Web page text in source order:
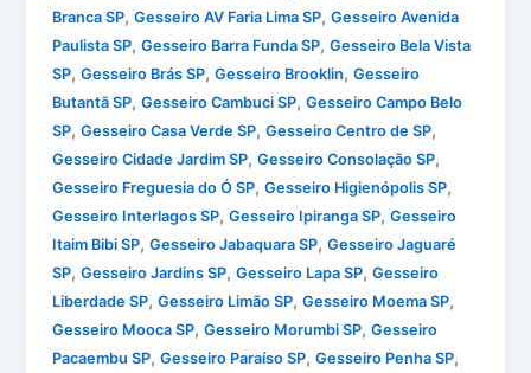
Branca SP,Gesseiro AV Faria Lima SP,Gesseiro Avenida
Paulista SP,Gesseiro Barra Funda SP,Gesseiro Bela Vista
SP,Gesseiro Brás SP,Gesseiro Brooklin,Gesseiro
Butantã SP,Gesseiro Cambuci SP,Gesseiro Campo Belo
SP,Gesseiro Casa Verde SP,Gesseiro Centro de SP,
Gesseiro Cidade Jardim SP,Gesseiro Consolação SP,
Gesseiro Freguesia do Ó SP,Gesseiro Higienópolis SP,
Gesseiro Interlagos SP,Gesseiro Ipiranga SP,Gesseiro
Itaim Bibi SP,Gesseiro Jabaquara SP,Gesseiro Jaguaré
SP,Gesseiro Jardins SP,Gesseiro Lapa SP,Gesseiro
Liberdade SP,Gesseiro Limão SP,Gesseiro Moema SP,
Gesseiro Mooca SP,Gesseiro Morumbi SP,Gesseiro
Pacaembu SP,Gesseiro Paraíso SP,Gesseiro Penha SP,